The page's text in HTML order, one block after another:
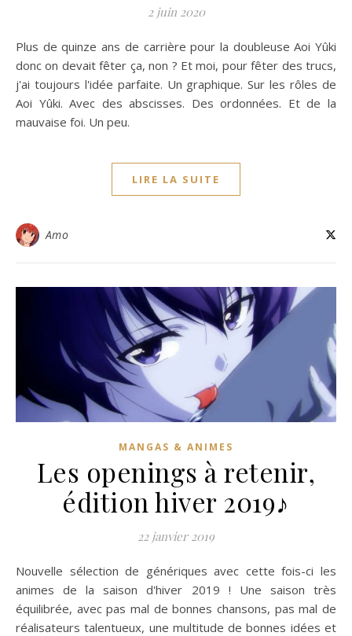
2 juin 2020
Plus de quinze ans de carrière pour la doubleuse Aoi Yûki
donc on devait fêter ça, non ? Et moi, pour fêter des trucs,
j'ai toujours l'idée parfaite. Un graphique. Sur les rôles de
Aoi Yûki. Avec des abscisses. Des ordonnées. Et de la
mauvaise foi. Un peu.
LIRE LA SUITE
Amo
MANGAS & ANIMES
Les openings à retenir,
édition hiver 2019♪
22 janvier 2019
Nouvelle sélection de génériques avec cette fois-ci les
animes de la saison d'hiver 2019 ! Une saison très
équilibrée, avec pas mal de bonnes chansons, pas mal de
réalisateurs talentueux, une multitude de bonnes idées et